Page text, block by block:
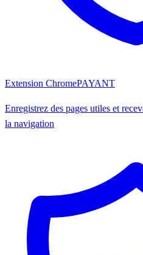
Extension ChromePAYANT
Enregistrez des pages utiles et
la navigation